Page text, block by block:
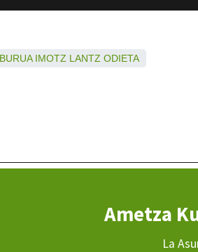
IMOTZ LANTZ ODIETA
Ametza
La